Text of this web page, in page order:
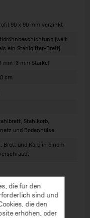
90 x 90 mm verzinkt
(weit
ein Stahlgitter-Brett)
mm (3 mm Stärke)
cm
Stahlkorb,
und Bodenhülse
Brett und Korb in einem
die für den
sind und
die den
erhöhen, oder